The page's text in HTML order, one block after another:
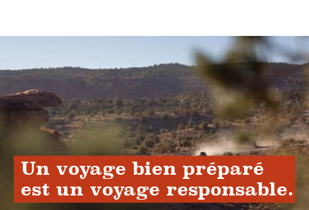
Un voyage bien préparé
est un voyage responsable.